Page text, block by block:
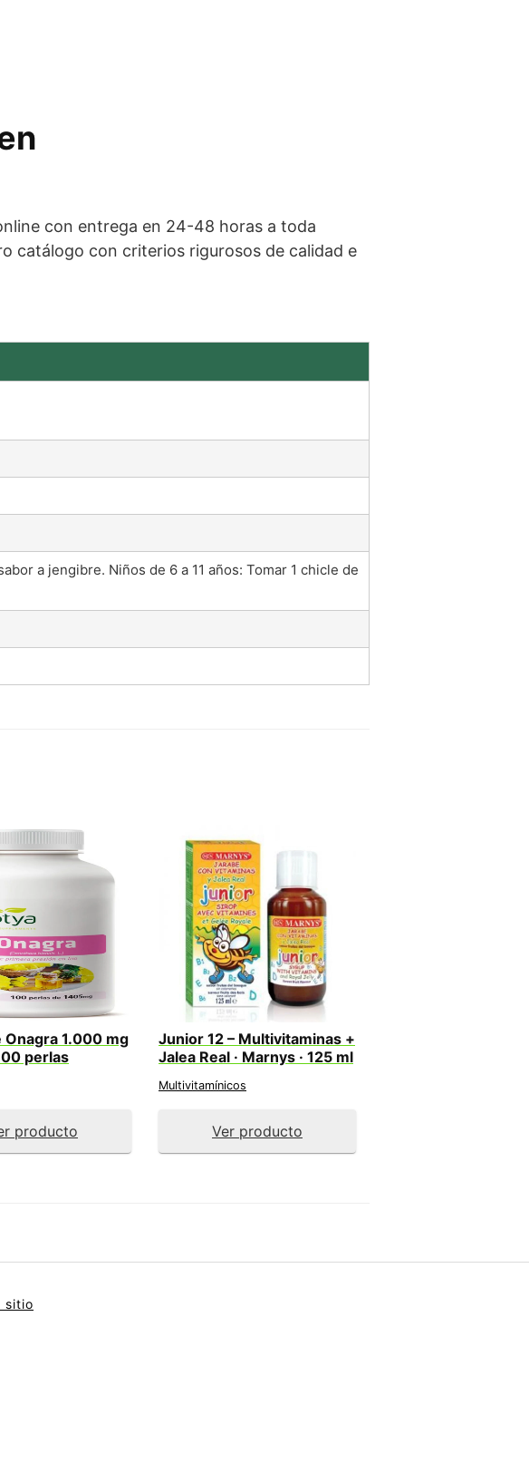
con entrega en 24-48 horas a toda
catálogo con criterios rigurosos de calidad e
a jengibre. Niños de 6 a 11 años: Tomar 1 chicle de
Onagra 1.000 mg
perlas
producto
Junior 12 – Multivitaminas +
Jalea Real · Marnys · 125 ml
Multivitamínicos
Ver producto
sitio